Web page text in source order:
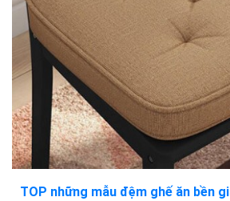
TOP những mẫu đệm ghế ăn bền